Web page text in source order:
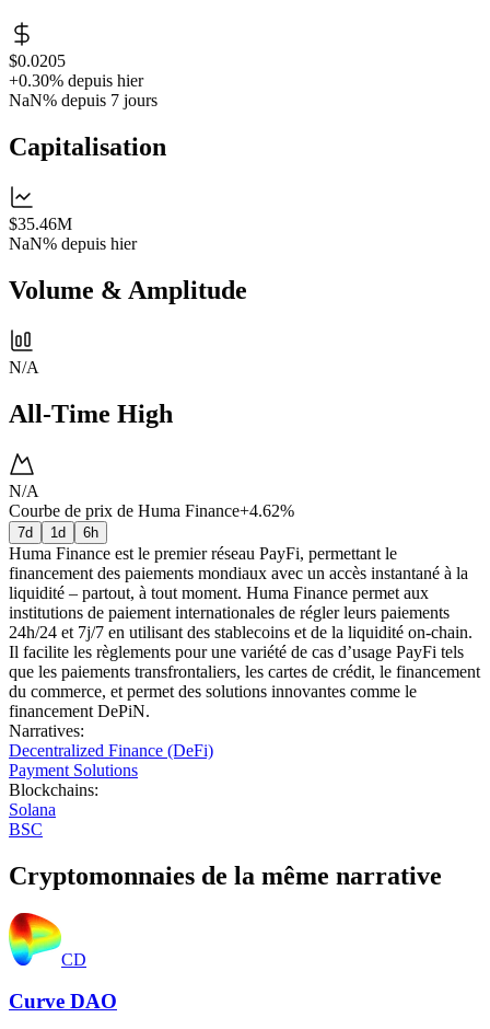
$0.0205
+0.30% depuis hier
NaN% depuis 7 jours
Capitalisation
$35.46M
NaN% depuis hier
Volume & Amplitude
N/A
All-Time High
N/A
Courbe de prix de Huma Finance+4.62%
7d 1d 6h
Huma Finance est le premier réseau PayFi, permettant le
financement des paiements mondiaux avec un accès instantané à la
liquidité – partout, à tout moment. Huma Finance permet aux
institutions de paiement internationales de régler leurs paiements
24h/24 et 7j/7 en utilisant des stablecoins et de la liquidité on-chain.
Il facilite les règlements pour une variété de cas d’usage PayFi tels
que les paiements transfrontaliers, les cartes de crédit, le financement
du commerce, et permet des solutions innovantes comme le
financement DePiN.
Narratives:
Decentralized Finance (DeFi)
Payment Solutions
Blockchains:
Solana
BSC
Cryptomonnaies de la même narrative
CD
Curve DAO